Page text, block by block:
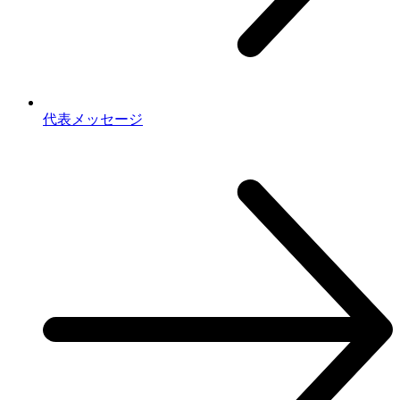
代表メッセージ